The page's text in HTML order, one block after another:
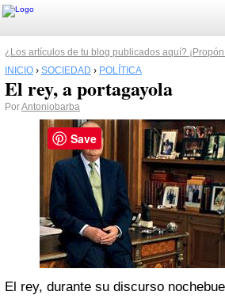
¿Los artículos de tu blog publicados aquí?
INICIO › SOCIEDAD › POLÍTICA
El rey, a portagayola
PorAntoniobarba
El rey, durante su discurso
Save